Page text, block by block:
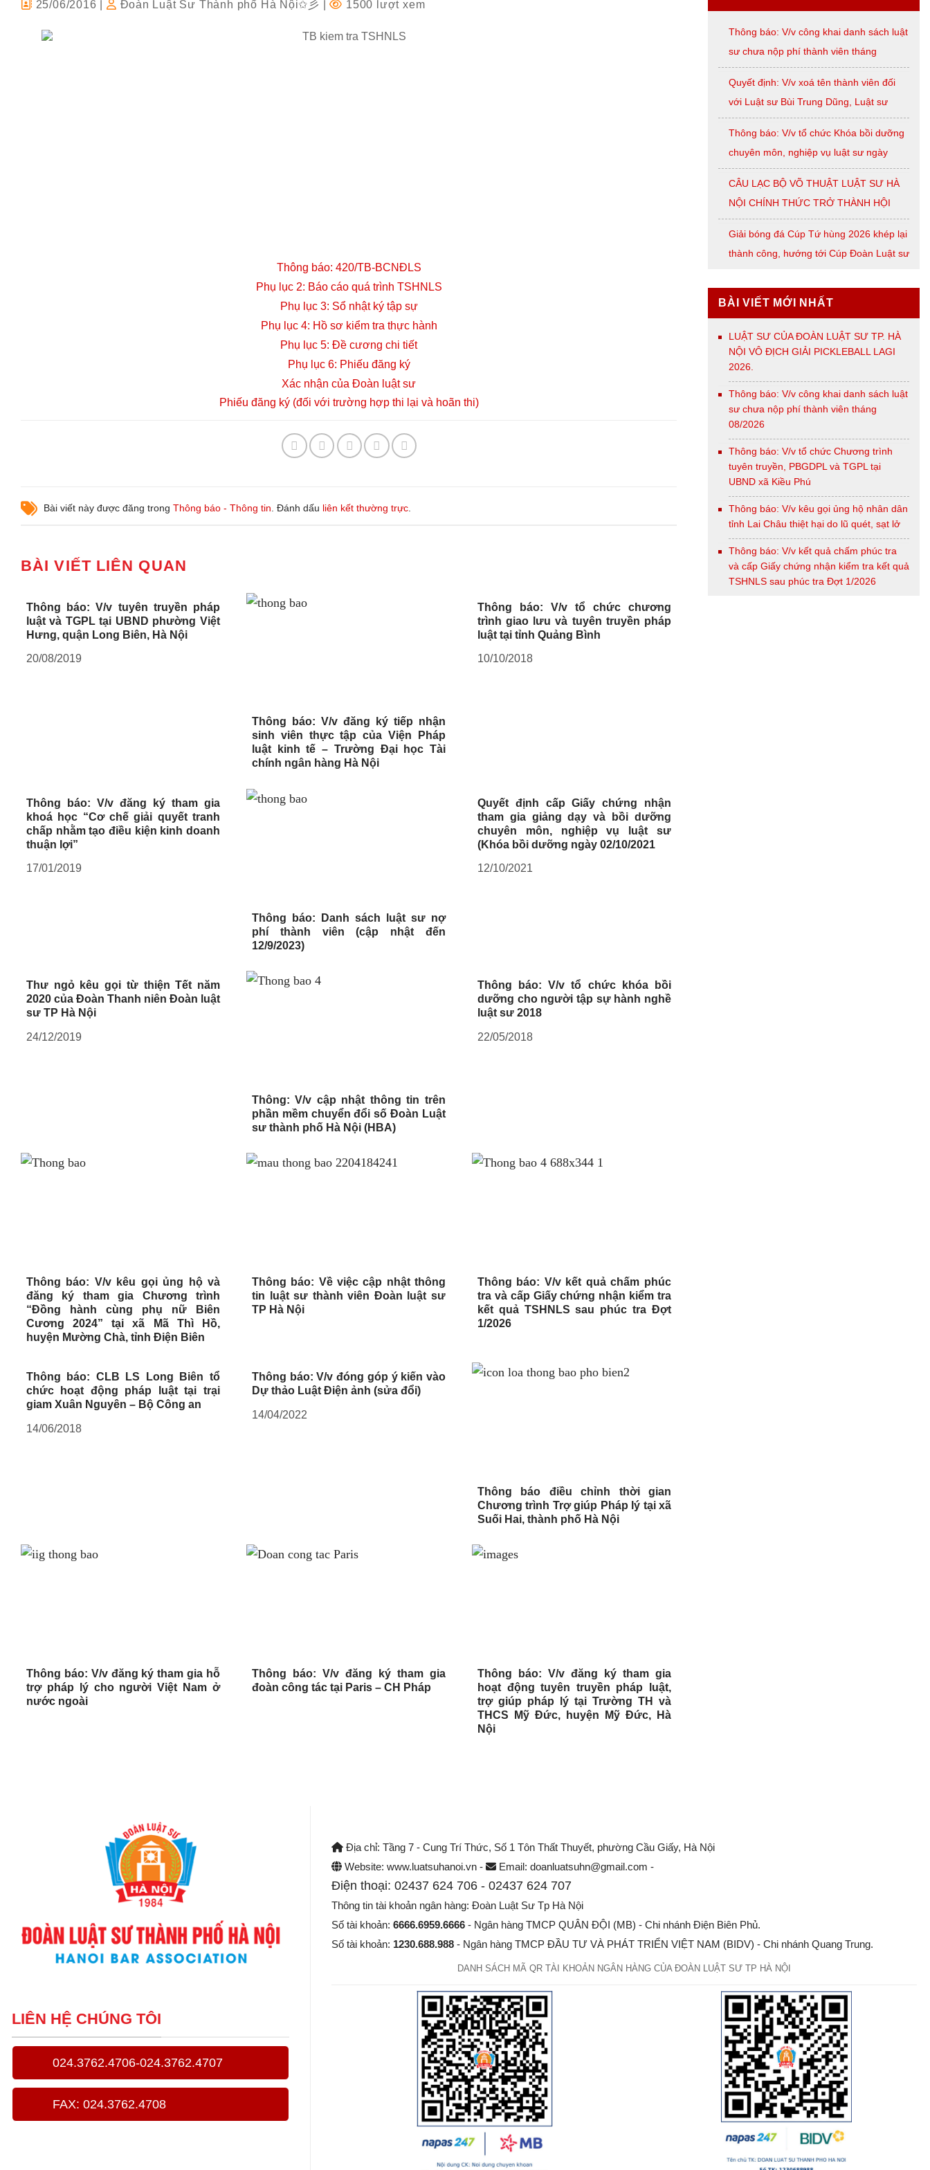
25/06/2016 Đoàn Luật Sư Thành phố Hà Nội✩彡 | 1500 lượt xem
Thông báo: 420/TB-BCNĐLS
Phụ lục 2: Báo cáo quá trình TSHNLS
Phụ lục 3: Sổ nhật ký tập sự
Phụ lục 4: Hồ sơ kiểm tra thực hành
Phụ lục 5: Đề cương chi tiết
Phụ lục 6: Phiếu đăng ký
Xác nhận của Đoàn luật sư
Phiếu đăng ký (đối với trường hợp thi lại và hoãn thi)
Bài viết này được đăng trong Thông báo - Thông tin . Đánh dấu liên kết thường trực
BÀI VIẾT LIÊN QUAN
Thông báo: V/v tuyên truyền pháp
luật và TGPL tại UBND phường Việt
Hưng, quận Long Biên, Hà Nội
20/08/2019
Thông báo: V/v đăng ký tiếp nhận
sinh viên thực tập của Viện Pháp
luật kinh tế – Trường Đại học Tài
chính ngân hàng Hà Nội
Thông báo: V/v tổ chức chương
trình giao lưu và tuyên truyền pháp
luật tại tỉnh Quảng Bình
10/10/2018
Thông báo: V/v đăng ký tham gia
khoá học “Cơ chế giải quyết tranh
chấp nhằm tạo điều kiện kinh doanh
thuận lợi”
17/01/2019
Thông báo: Danh sách luật sư nợ
phí thành viên (cập nhật đến
12/9/2023)
Quyết định cấp Giấy chứng nhận
tham gia giảng dạy và bồi dưỡng
chuyên môn, nghiệp vụ luật sư
(Khóa bồi dưỡng ngày 02/10/2021
12/10/2021
Thư ngỏ kêu gọi từ thiện Tết năm
2020 của Đoàn Thanh niên Đoàn luật
sư TP Hà Nội
24/12/2019
Thông: V/v cập nhật thông tin trên
phần mềm chuyển đổi số Đoàn Luật
sư thành phố Hà Nội (HBA)
Thông báo: V/v tổ chức khóa bồi
dưỡng cho người tập sự hành nghề
luật sư 2018
22/05/2018
Thông báo: V/v kêu gọi ủng hộ và
đăng ký tham gia Chương trình
“Đồng hành cùng phụ nữ Biên
Cương 2024” tại xã Mã Thì Hồ,
huyện Mường Chà, tỉnh Điện Biên
Thông báo: Về việc cập nhật thông
tin luật sư thành viên Đoàn luật sư
TP Hà Nội
Thông báo: V/v kết quả chấm phúc
tra và cấp Giấy chứng nhận kiểm tra
kết quả TSHNLS sau phúc tra Đợt
1/2026
Thông báo: CLB LS Long Biên tổ
chức hoạt động pháp luật tại trại
giam Xuân Nguyên – Bộ Công an
14/06/2018
Thông báo: V/v đóng góp ý kiến vào
Dự thảo Luật Điện ảnh (sửa đổi)
14/04/2022
Thông báo điều chỉnh thời gian
Chương trình Trợ giúp Pháp lý tại xã
Suối Hai, thành phố Hà Nội
Thông báo: V/v đăng ký tham gia hỗ
trợ pháp lý cho người Việt Nam ở
nước ngoài
Thông báo: V/v đăng ký tham gia
đoàn công tác tại Paris – CH Pháp
Thông báo: V/v đăng ký tham gia
hoạt động tuyên truyền pháp luật,
trợ giúp pháp lý tại Trường TH và
THCS Mỹ Đức, huyện Mỹ Đức, Hà
Nội
Thông báo: V/v công khai danh sách luật
sư chưa nộp phí thành viên tháng
07/2026
Quyết định: V/v xoá tên thành viên đối
với Luật sư Bùi Trung Dũng, Luật sư
Nguyễn Thị Huế, Luật sư Trần Đình
Triển, Luật sư Lê Thị Oanh
Thông báo: V/v tổ chức Khóa bồi dưỡng
chuyên môn, nghiệp vụ luật sư ngày
08/8/2026 ( thứ Bảy)
CÂU LẠC BỘ VÕ THUẬT LUẬT SƯ HÀ
NỘI CHÍNH THỨC TRỞ THÀNH HỘI
VIÊN LIÊN ĐOÀN VÕ CỔ TRUYỀN
THÀNH PHỐ HÀ NỘI
Giải bóng đá Cúp Tứ hùng 2026 khép lại
thành công, hướng tới Cúp Đoàn Luật sư
BÀI VIẾT MỚI NHẤT
LUẬT SƯ CỦA ĐOÀN LUẬT SƯ TP. HÀ
NỘI VÔ ĐỊCH GIẢI PICKLEBALL LAGI
2026.
Thông báo: V/v công khai danh sách luật
sư chưa nộp phí thành viên tháng
08/2026
Thông báo: V/v tổ chức Chương trình
tuyên truyền, PBGDPL và TGPL tại
UBND xã Kiều Phú
Thông báo: V/v kêu gọi ủng hộ nhân dân
tỉnh Lai Châu thiệt hại do lũ quét, sạt lở
Thông báo: V/v kết quả chấm phúc tra
và cấp Giấy chứng nhận kiểm tra kết quả
TSHNLS sau phúc tra Đợt 1/2026
LIÊN HỆ CHÚNG TÔI
024.3762.4706-024.3762.4707
FAX: 024.3762.4708
Địa chỉ: Tầng 7 - Cung Trí Thức, Số 1 Tôn Thất Thuyết, phường Cầu Giấy, Hà Nội
Website: www.luatsuhanoi.vn -
Email: doanluatsuhn@gmail.com -
Điện thoại: 02437 624 706 - 02437 624 707
Thông tin tài khoản ngân hàng: Đoàn Luật Sư Tp Hà Nội
Số tài khoản: 6666.6959.6666 - Ngân hàng TMCP QUÂN ĐỘI (MB) - Chi nhánh Điện Biên Phủ.
Số tài khoản: 1230.688.988 - Ngân hàng TMCP ĐẦU TƯ VÀ PHÁT TRIỂN VIỆT NAM (BIDV) - Chi nhánh Quang Trung.
DANH SÁCH MÃ QR TÀI KHOẢN NGÂN HÀNG CỦA ĐOÀN LUẬT SƯ TP HÀ NỘI